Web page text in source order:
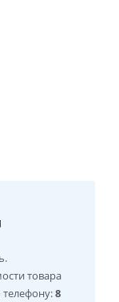
товара
8